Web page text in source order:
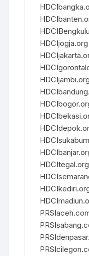
HDCIjogja.org
HDCIjambi.org
HDCItegal.org